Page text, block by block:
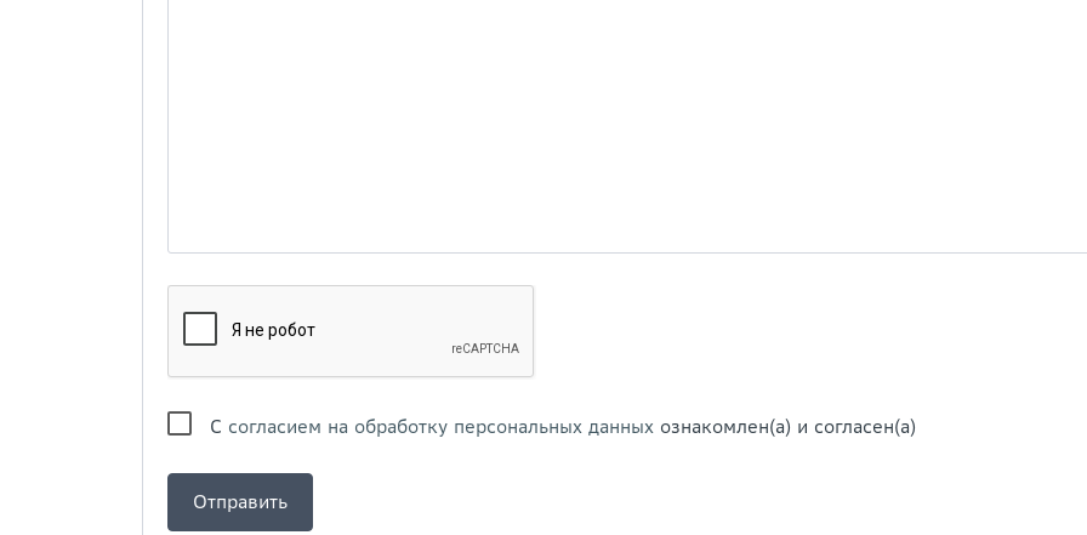
С согласием на обработку персональных данных ознакомлен(а) и согласен(а)